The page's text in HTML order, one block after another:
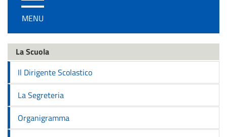
/
disattiva
navigazione
MENU
La Scuola
Il Dirigente Scolastico
La Segreteria
Organigramma